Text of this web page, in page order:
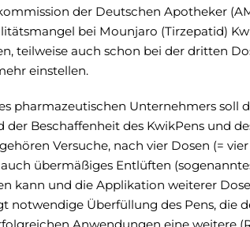
der Deutschen Apotheker
bei Mounjaro (Tirzepatid)
teilweise auch schon bei der dritten
einstellen.
pharmazeutischen Unternehmers soll
der Beschaffenheit des KwikPens und
Versuche, nach vier Dosen (=
übermäßiges Entlüften
kann und die Applikation weiterer
notwendige Überfüllung des Pens, die